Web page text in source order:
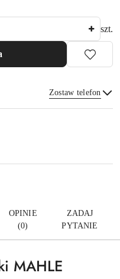
szt.
Zostaw telefon
OPINIE
(0)
ZADAJ
PYTANIE
MAHLE